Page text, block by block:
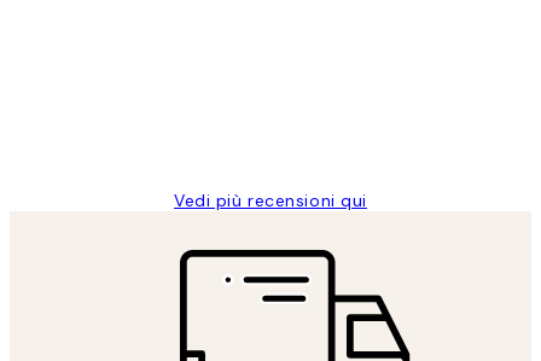
Vedi più recensioni qui